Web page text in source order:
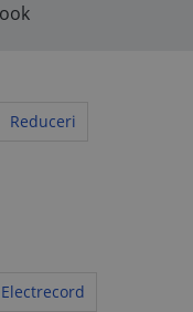
Reduceri
Electrecord